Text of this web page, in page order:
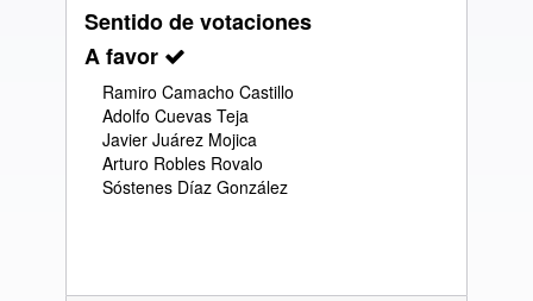
Sentido de votaciones
A favor
Ramiro Camacho Castillo
Adolfo Cuevas Teja
Javier Juárez Mojica
Arturo Robles Rovalo
Sóstenes Díaz González